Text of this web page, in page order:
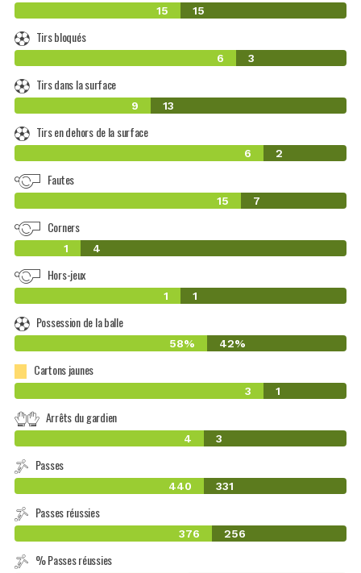
15 15
Tirs bloqués
6 3
Tirs dans la surface
9 13
Tirs en dehors de la surface
6 2
Fautes
15 7
Corners
1 4
Hors-jeux
1 1
Possession de la balle
58% 42%
Cartons jaunes
3 1
Arrêts du gardien
4 3
Passes
440 331
Passes réussies
376 256
% Passes réussies